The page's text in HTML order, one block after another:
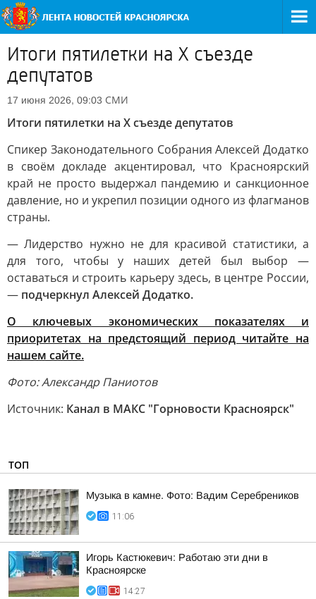
Итоги пятилетки на X съезде
депутатов
17 июня 2026, 09:03 СМИ
Итоги пятилетки на X съезде депутатов
Спикер Законодательного Собрания Алексей Додатко
в своём докладе акцентировал, что Красноярский
край не просто выдержал пандемию и санкционное
давление, но и укрепил позиции одного из флагманов
страны.
— Лидерство нужно не для красивой статистики, а
для того, чтобы у наших детей был выбор —
оставаться и строить карьеру здесь, в центре России,
— подчеркнул Алексей Додатко.
О ключевых экономических показателях и
приоритетах на предстоящий период читайте на
нашем сайте.
Фото: Александр Паниотов
Источник: Канал в МАКС "Горновости Красноярск"
ТОП
Музыка в камне. Фото: Вадим Серебреников
11:06
Игорь Кастюкевич: Работаю эти дни в
Красноярске
14:27